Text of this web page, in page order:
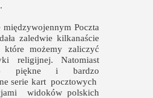
międzywojennym Poczta
zaledwie kilkanaście
które możemy zaliczyć
religijnej. Natomiast
piękne i bardzo
serie kart pocztowych
widoków polskich